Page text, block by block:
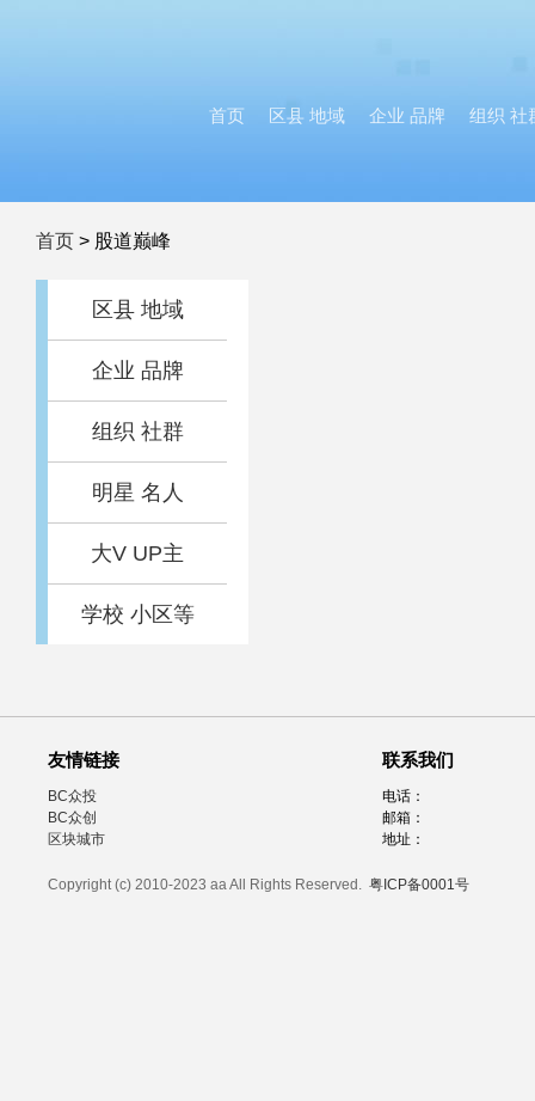
首页 区县 地域 企业 品牌 组织 社
首页 > 股道巅峰
区县 地域
企业 品牌
组织 社群
明星 名人
大V UP主
学校 小区等
友情链接
BC众投
BC众创
区块城市
联系我们
电话：
邮箱：
地址：
Copyright (c) 2010-2023 aa All Rights Reserved. 粤ICP备0001号